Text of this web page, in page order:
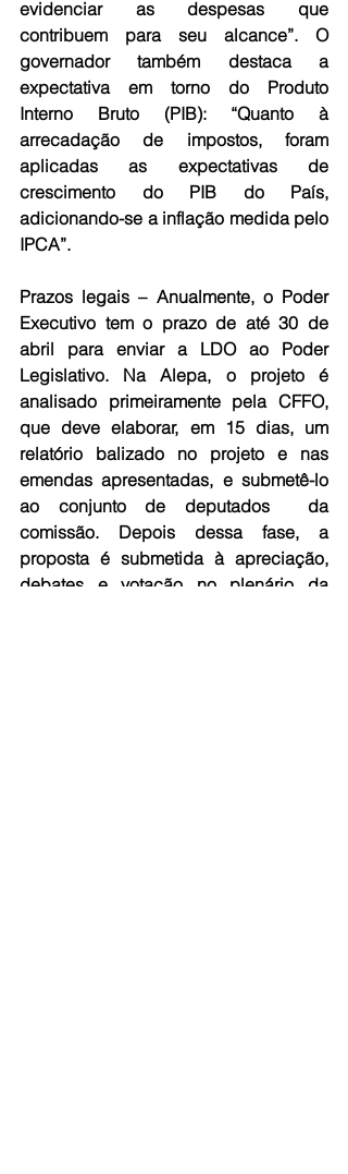
evidenciar as despesas que
contribuem para seu alcance”. O
governador também destaca a
expectativa em torno do Produto
Interno Bruto (PIB): “Quanto à
arrecadação de impostos, foram
aplicadas as expectativas de
crescimento do PIB do País,
adicionando-se a inflação medida pelo
IPCA”.
Prazos legais – Anualmente, o Poder
Executivo tem o prazo de até 30 de
abril para enviar a LDO ao Poder
Legislativo. Na Alepa, o projeto é
analisado primeiramente pela CFFO,
que deve elaborar, em 15 dias, um
relatório balizado no projeto e nas
emendas apresentadas, e submetê-lo
ao conjunto de deputados  da
comissão. Depois dessa fase, a
proposta é submetida à apreciação,
debates e votação no plenário da